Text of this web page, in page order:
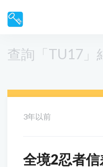
查詢「TU17」
3年以前
全境2忍者